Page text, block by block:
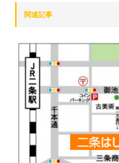
関連記事